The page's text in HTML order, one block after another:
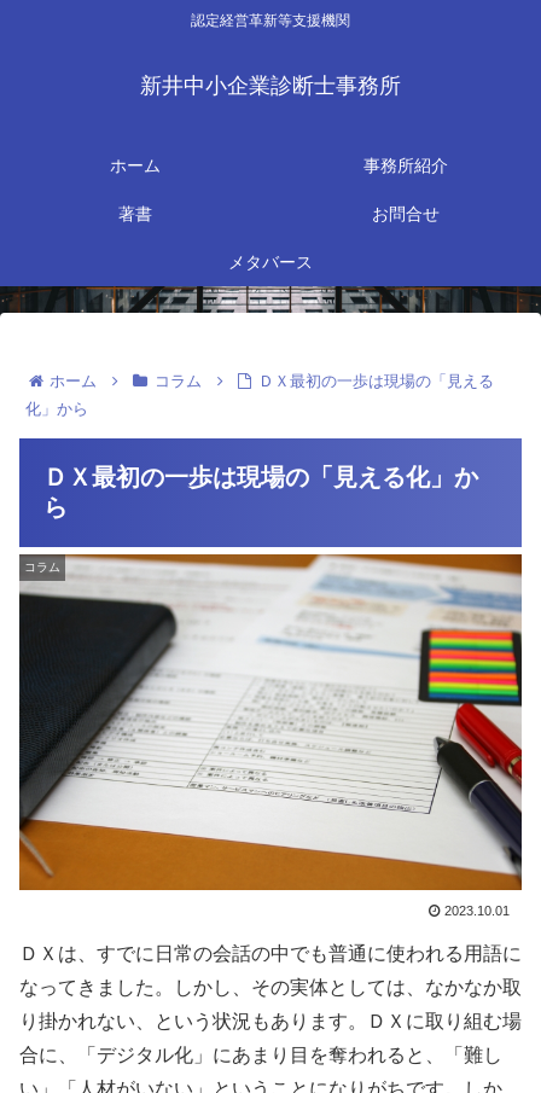
認定経営革新等支援機関
新井中小企業診断士事務所
ホーム 事務所紹介
著書 お問合せ
メタバース
ホーム コラム
ＤＸ最初の一歩は現場の「見える
化」から
ＤＸ最初の一歩は現場の「見える化」か
ら
コラム
2023.10.01
ＤＸは、すでに日常の会話の中でも普通に使われる用語に
なってきました。しかし、その実体としては、なかなか取
り掛かれない、という状況もあります。ＤＸに取り組む場
合に、「デジタル化」にあまり目を奪われると、「難し
い」「人材がいない」ということになりがちです。しか